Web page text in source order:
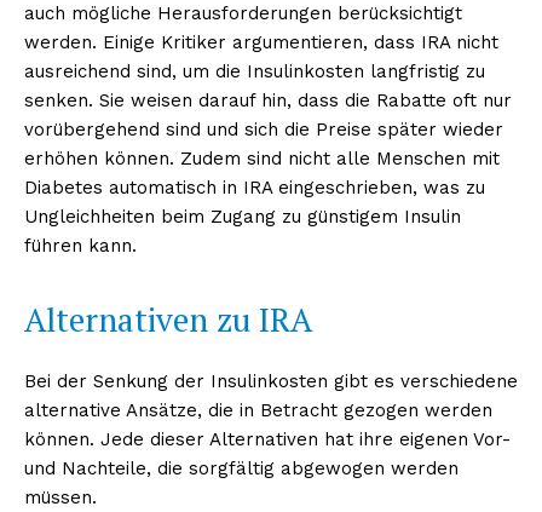
auch mögliche Herausforderungen berücksichtigt
werden. Einige Kritiker argumentieren, dass IRA nicht
ausreichend sind, um die Insulinkosten langfristig zu
senken. Sie weisen darauf hin, dass die Rabatte oft nur
vorübergehend sind und sich die Preise später wieder
erhöhen können. Zudem sind nicht alle Menschen mit
Diabetes automatisch in IRA eingeschrieben, was zu
Ungleichheiten beim Zugang zu günstigem Insulin
führen kann.
Alternativen zu IRA
Bei der Senkung der Insulinkosten gibt es verschiedene
alternative Ansätze, die in Betracht gezogen werden
können. Jede dieser Alternativen hat ihre eigenen Vor-
und Nachteile, die sorgfältig abgewogen werden
müssen.